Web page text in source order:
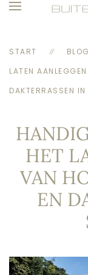
START BLOG
LATEN
DAKTERRASSEN
HET
VAN
EN